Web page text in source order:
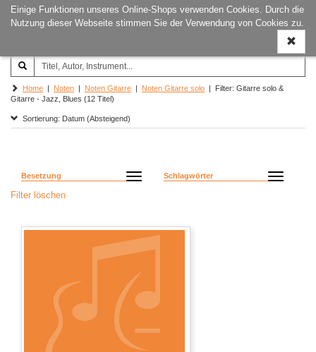
Einige Funktionen unseres Online-Shops verwenden Cookies. Durch die
Nutzung dieser Webseite stimmen Sie der Verwendung von Cookies zu.
ein-/
Joachim‐Trekel‐Musikverlag,
Hamburg
Home | Noten | Noten Gitarre | Noten Gitarre solo | Filter: Gitarre solo &
Gitarre - Jazz, Blues (12 Titel)
Sortierung: Datum (Absteigend)
Besetzung Schlagwörter
Filter löschen